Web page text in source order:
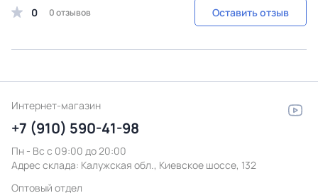
0 0 отзывов Оставить отзыв
Интернет-магазин
+7 (910) 590-41-98
Пн - Вс с 09:00 до 20:00
Адрес склада: Калужская обл., Киевское шоссе, 132
Оптовый отдел